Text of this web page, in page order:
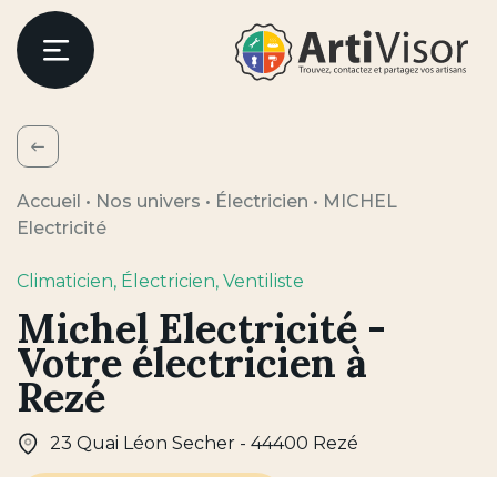
Accueil • Nos univers • Électricien • MICHEL
Electricité
Climaticien, Électricien, Ventiliste
Michel Electricité -
Votre électricien à
Rezé
23 Quai Léon Secher - 44400 Rezé
Menu